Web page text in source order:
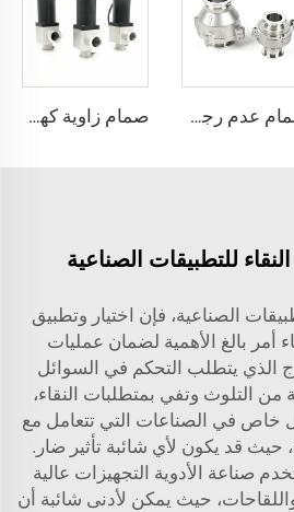
صمام عدم رجوع KF من الفولاذ المقاوم للصدأ SS304/SS316، أحادي الاتجاه NW16-50، صمام فراغ غير عائد KF16-KF50، من الفولاذ المقاوم للصدأ مع لوحة PTFE، تشغيل يدوي بدون ضغط للغاز صمام زاوية كهرومغناطيسي جسم ألومنيوم زاوية 90 درجة نوع L فراغ عالي تركيب KF16/KF25/KF40/KF50 NW25/NW40 صمام زاوية
للتطبيقات الصناعية
الصناعية، فإن اختيار وتطبيق
أمر بالغ الأهمية لضمان عمليات
الذي يتطلب التحكم في السوائل
من التلوث وتفي بمتطلبات النقاء،
في الصناعات التي تتعامل مع
حيث قد يكون لأي شائبة تأثير ضار.
صناعة الأدوية التجهيزات عالية
واللقاحات، حيث يمكن لأدنى شائبة أن